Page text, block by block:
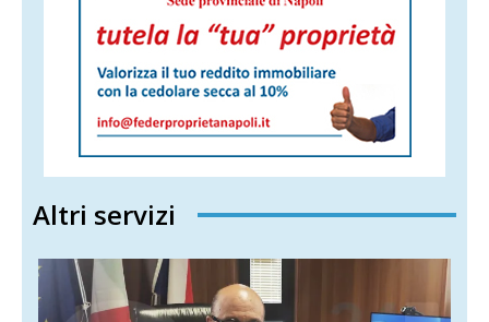
Altri servizi